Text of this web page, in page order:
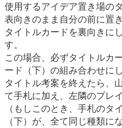
使用するアイデア置き場の
表向きのまま自分の前に置
タイトルカードを裏向きに
す。
この場合、必ずタイトルカ
ード（下）の組み合わせに
タイトル考案を終えたら、
て手札に加え、左隣のプレ
（もしこのとき、手札のタ
（下）が、全て同じ種類に